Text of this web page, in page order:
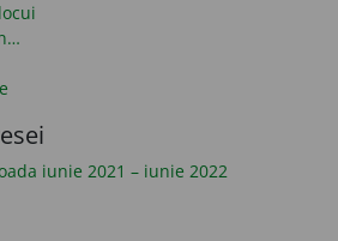
iunie 2021 – iunie 2022